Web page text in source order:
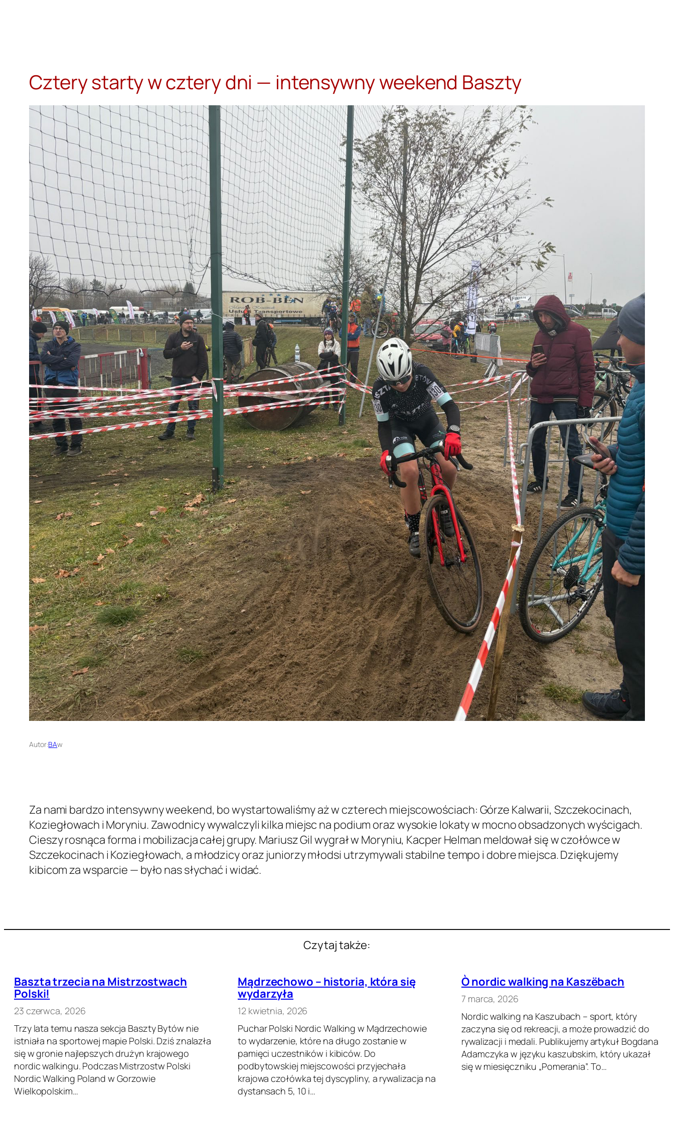
treściCztery starty w cztery dni — intensywny weekend Baszty
Autor:BAw
Za nami bardzo intensywny weekend, bo wystartowaliśmy aż w czterech miejscowościach: Górze Kalwarii, Szczekocinach,
Koziegłowach i Moryniu. Zawodnicy wywalczyli kilka miejsc na podium oraz wysokie lokaty w mocno obsadzonych wyścigach.
Cieszy rosnąca forma i mobilizacja całej grupy. Mariusz Gil wygrał w Moryniu, Kacper Helman meldował się w czołówce w
Szczekocinach i Koziegłowach, a młodzicy oraz juniorzy młodsi utrzymywali stabilne tempo i dobre miejsca. Dziękujemy
kibicom za wsparcie — było nas słychać i widać.
Czytaj także:
Baszta trzecia na Mistrzostwach
Polski!
23 czerwca, 2026
Trzy lata temu nasza sekcja Baszty Bytów nie
istniała na sportowej mapie Polski. Dziś znalazła
się w gronie najlepszych drużyn krajowego
nordic walkingu. Podczas Mistrzostw Polski
Nordic Walking Poland w Gorzowie
Wielkopolskim…
Mądrzechowo – historia, która się
wydarzyła
12 kwietnia, 2026
Puchar Polski Nordic Walking w Mądrzechowie
to wydarzenie, które na długo zostanie w
pamięci uczestników i kibiców. Do
podbytowskiej miejscowości przyjechała
krajowa czołówka tej dyscypliny, a rywalizacja na
dystansach 5, 10 i…
Ò nordic walking na Kaszëbach
7 marca, 2026
Nordic walking na Kaszubach – sport, który
zaczyna się od rekreacji, a może prowadzić do
rywalizacji i medali. Publikujemy artykuł Bogdana
Adamczyka w języku kaszubskim, który ukazał
się w miesięczniku „Pomerania”. To…